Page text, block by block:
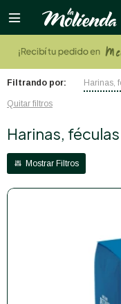

Filtrando por: Harinas,
Quitar filtros
Harinas,